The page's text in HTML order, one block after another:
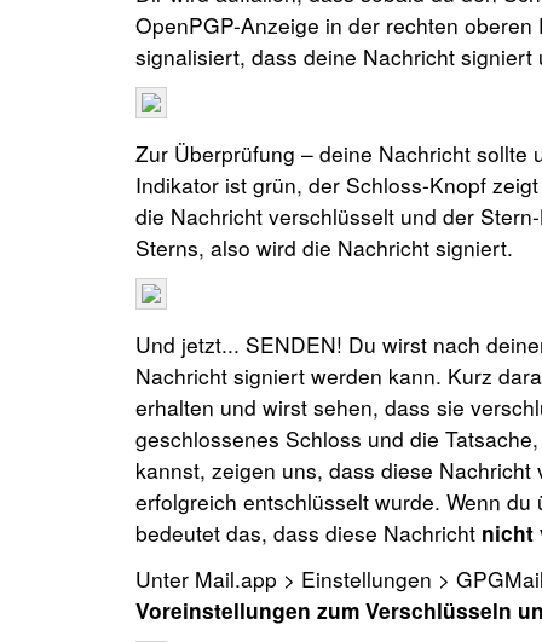
OpenPGP-Anzeige in der rechten
signalisiert, dass deine Nachricht
Zur Überprüfung – deine Nachricht sollte
Indikator ist grün, der Schloss-Knopf
die Nachricht verschlüsselt und der
Sterns, also wird die Nachricht signiert.
Und jetzt... SENDEN! Du wirst nach
Nachricht signiert werden kann. Kurz
erhalten und wirst sehen, dass sie
geschlossenes Schloss und die
kannst, zeigen uns, dass diese
erfolgreich entschlüsselt wurde. Wenn
bedeutet das, dass diese Nachricht nicht
Unter Mail.app > Einstellungen >
Voreinstellungen zum Verschlüsseln